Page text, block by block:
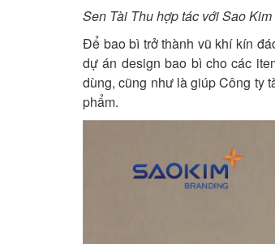
Sen Tài Thu hợp tác với Sao
Để bao bì trở thành vũ khí kín
dự án design bao bì cho các
dùng, cũng như là giúp Công ty
phẩm.